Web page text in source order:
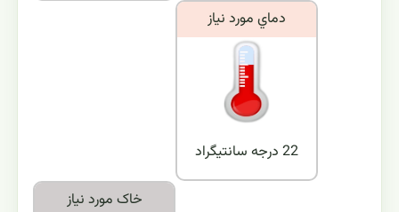
دماي مورد نياز
22 درجه سانتیگراد
خاک مورد نياز